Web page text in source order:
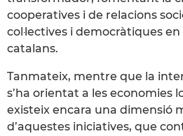
cooperatives i de relacions
col·lectives i democràtiques
catalans.
Tanmateix, mentre que la
s’ha orientat a les economies
existeix encara una dimensió
d’aquestes iniciatives, que